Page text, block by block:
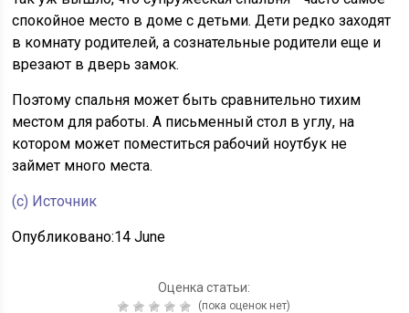
спокойное место в доме с детьми. Дети редко заходят
в комнату родителей, а сознательные родители еще и
врезают в дверь замок.
Поэтому спальня может быть сравнительно тихим
местом для работы. А письменный стол в углу, на
котором может поместиться рабочий ноутбук не
займет много места.
(c) Источник
Опубликовано:14 June
Оценка статьи:
(пока оценок нет)